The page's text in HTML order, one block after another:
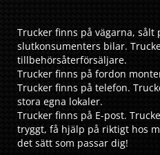
Trucker finns på vägarna, sålt
slutkonsumenters bilar.
tillbehörsåterförsäljare.
Trucker finns på fordon
Trucker finns på telefon.
stora egna lokaler.
Trucker finns på E-post.
tryggt, få hjälp på riktigt hos
det sätt som passar dig!